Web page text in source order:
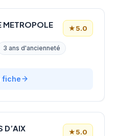
METROPOLE ★5.0
3 ans d'ancienneté
fiche
D’AIX ★5.0